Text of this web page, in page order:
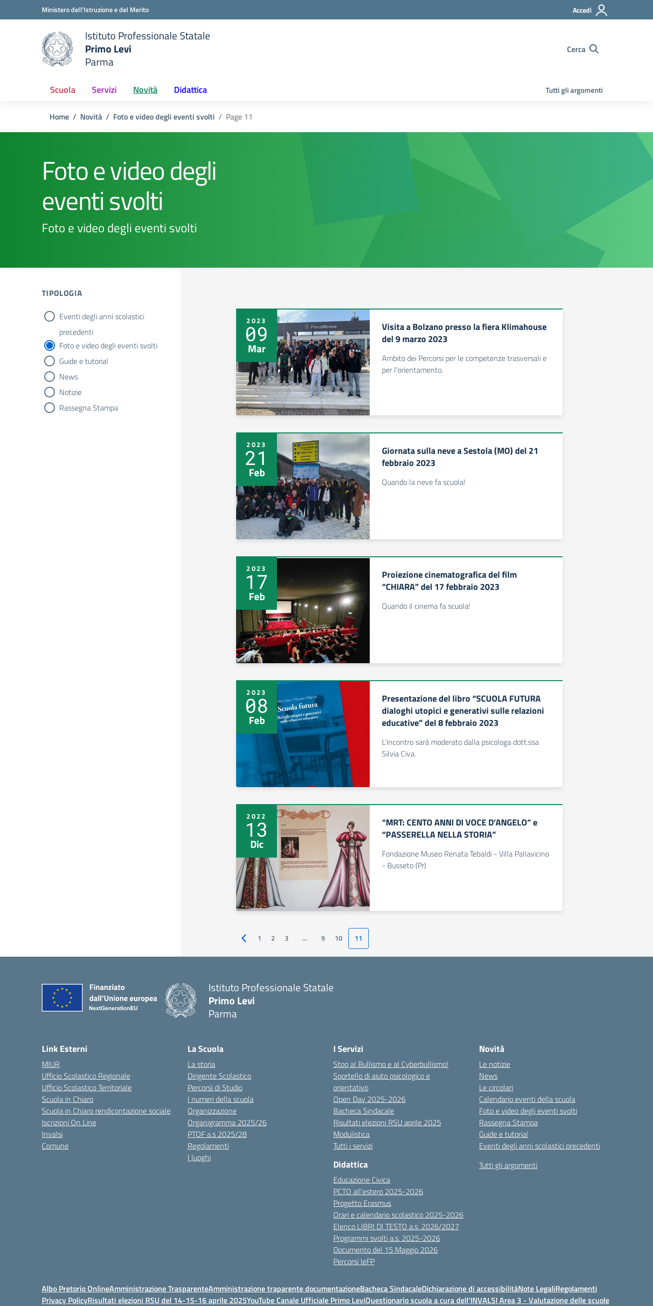
Vai ai contenuti
Vai al menu di navigazioneMinistero dell'Istruzione e del Merito Accedi
scuola
Istituto Professionale Statale
Primo Levi
Parma
Cerca
Scuola Servizi Novità Didattica Tutti gli argomenti
Home Novità Foto e video degli eventi svolti Page 11
Foto e video degli
eventi svolti
Foto e video degli eventi svolti
TIPOLOGIA
tipologia di articoli
Eventi degli anni scolastici
precedenti
Foto e video degli eventi svolti
Guide e tutorial
News
Notizie
Rassegna Stampa
2023
09
Mar
Visita a Bolzano presso la fiera Klimahouse
del 9 marzo 2023
Ambito dei Percorsi per le competenze trasversali e
per l'orientamento.
2023
21
Feb
Giornata sulla neve a Sestola (MO) del 21
febbraio 2023
Quando la neve fa scuola!
2023
17
Feb
Proiezione cinematografica del film
“CHIARA” del 17 febbraio 2023
Quando il cinema fa scuola!
2023
08
Feb
Presentazione del libro “SCUOLA FUTURA
dialoghi utopici e generativi sulle relazioni
educative” del 8 febbraio 2023
L'incontro sarà moderato dalla psicologa dott.ssa
Silvia Civa.
2022
13
Dic
“MRT: CENTO ANNI DI VOCE D’ANGELO” e
“PASSERELLA NELLA STORIA”
Fondazione Museo Renata Tebaldi - Villa Pallavicino
- Busseto (Pr)
Pagina precedente
1 2 3 … 9 10 11
Istituto Professionale Statale
Primo Levi
Parma
Link Esterni
MIUR
Ufficio Scolastico Regionale
Ufficio Scolastico Territoriale
Scuola in Chiaro
Scuola in Chiaro rendicontazione sociale
Iscrizioni On Line
Invalsi
Comune
La Scuola
La storia
Dirigente Scolastico
Percorsi di Studio
I numeri della scuola
Organizzazione
Organigramma 2025/26
PTOF a.s 2025/28
Regolamenti
I luoghi
I Servizi
Stop al Bullismo e al Cyberbullismo!
Sportello di aiuto psicologico e
orientativo
Open Day 2025-2026
Bacheca Sindacale
Risultati elezioni RSU aprile 2025
Modulistica
Tutti i servizi
Didattica
Educazione Civica
PCTO all’estero 2025-2026
Progetto Erasmus
Orari e calendario scolastico 2025-2026
Elenco LIBRI DI TESTO a.s. 2026/2027
Programmi svolti a.s. 2025-2026
Documento del 15 Maggio 2026
Percorsi IeFP
Novità
Le notizie
News
Le circolari
Calendario eventi della scuola
Foto e video degli eventi svolti
Rassegna Stampa
Guide e tutorial
Eventi degli anni scolastici precedenti
Tutti gli argomenti
Albo Pretorio OnlineAmministrazione TrasparenteAmministrazione traparente documentazioneBacheca SindacaleDichiarazione di accessibilitàNote LegaliRegolamenti
Privacy PolicyRisultati elezioni RSU del 14-15-16 aprile 2025YouTube Canale Ufficiale Primo LeviQuestionario scuola a cura dell'INVALSI Area 3 - Valutazione delle scuole